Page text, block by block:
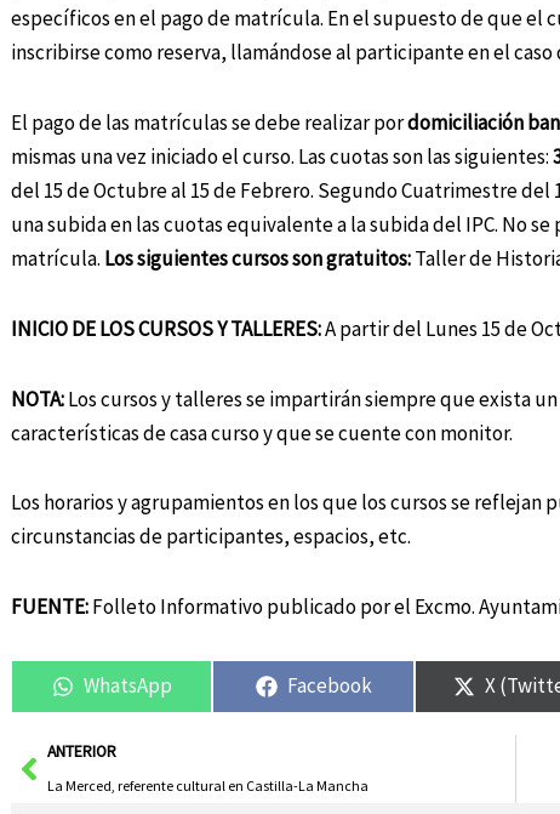
específicos en el pago de matrícula. En el supuesto de que el
inscribirse como reserva, llamándose al participante en el
El pago de las matrículas se debe realizar pordomiciliación
mismas una vez iniciado el curso. Las cuotas son las siguientes:
del 15 de Octubre al 15 de Febrero. Segundo Cuatrimestre del
una subida en las cuotas equivalente a la subida del IPC. No
matrícula. Los siguientes cursos son gratuitos:Taller de
INICIO DE LOS CURSOS Y TALLERES:A partir del Lunes 15 de
NOTA:Los cursos y talleres se impartirán siempre que exista
características de casa curso y que se cuente con monitor.
Los horarios y agrupamientos en los que los cursos se reflejan
circunstancias de participantes, espacios, etc.
FUENTE:Folleto Informativo publicado por el Excmo.
WhatsApp Facebook X
AntANTERIOR
La Merced, referente cultural en Castilla-La Mancha